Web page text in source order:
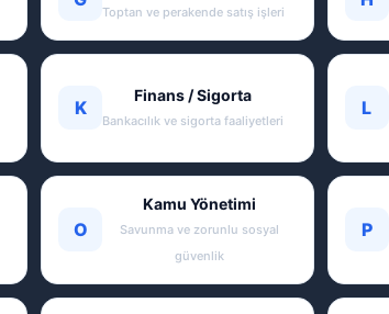
Toptan ve perakende satış işleri
K
Finans / Sigorta
Bankacılık ve sigorta faaliyetleri
L
O
Kamu Yönetimi
Savunma ve zorunlu sosyal
güvenlik
P